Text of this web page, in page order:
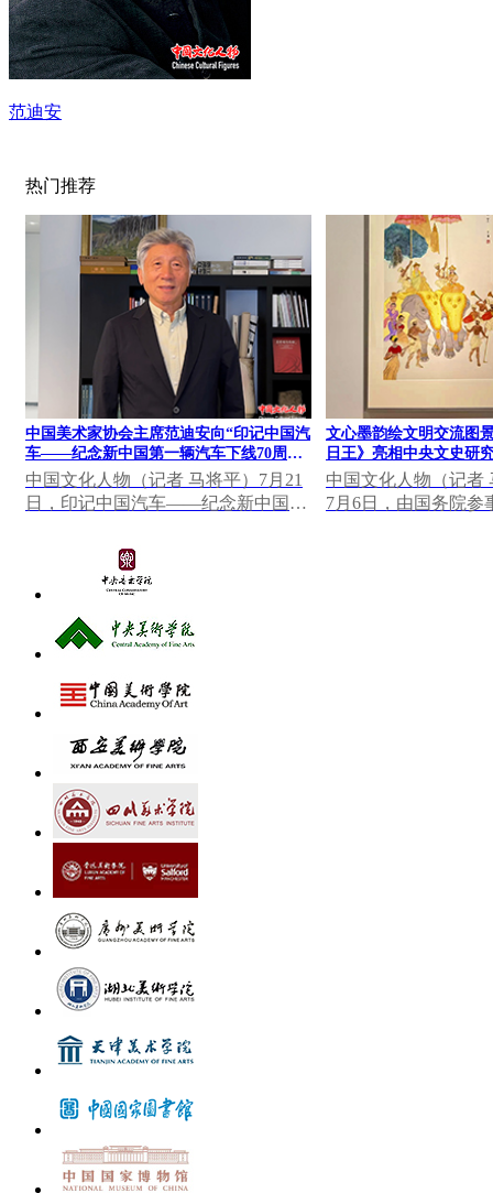
范迪安
热门推荐
中国美术家协会主席范迪安向“印记中国汽
车——纪念新中国第一辆汽车下线70周年
大众篆刻作品展”发表视频致辞
中国文化人物（记者 马将平）7月21
日，印记中国汽车——纪念新中国第
在中国一汽博物馆...
文心墨韵绘文明交流图
日王》亮相中央文史研
果展
中国文化人物（记者
7月6日，由国务院参